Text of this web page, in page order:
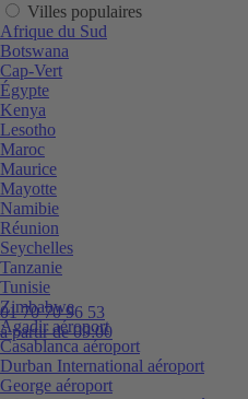
01 70 70 96 53
à partir de 09:00
Villes populaires
Afrique du Sud
Botswana
Cap-Vert
Égypte
Kenya
Lesotho
Maroc
Maurice
Mayotte
Namibie
Réunion
Seychelles
Tanzanie
Tunisie
Zimbabwe
Agadir aéroport
Casablanca aéroport
Durban International aéroport
George aéroport